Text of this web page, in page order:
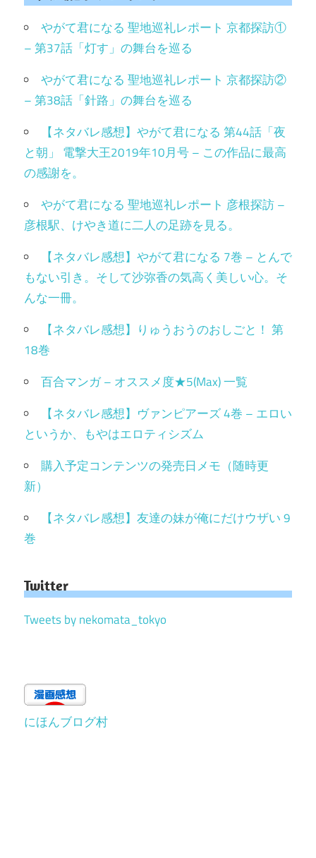
やがて君になる 聖地巡礼レポート 京都探訪①
– 第37話「灯す」の舞台を巡る
やがて君になる 聖地巡礼レポート 京都探訪②
– 第38話「針路」の舞台を巡る
【ネタバレ感想】やがて君になる 第44話「夜
と朝」 電撃大王2019年10月号 – この作品に最高
の感謝を。
やがて君になる 聖地巡礼レポート 彦根探訪 –
彦根駅、けやき道に二人の足跡を見る。
【ネタバレ感想】やがて君になる 7巻 – とんで
もない引き。そして沙弥香の気高く美しい心。そ
んな一冊。
【ネタバレ感想】りゅうおうのおしごと！ 第
18巻
百合マンガ – オススメ度★5(Max) 一覧
【ネタバレ感想】ヴァンピアーズ 4巻 – エロい
というか、もやはエロティシズム
購入予定コンテンツの発売日メモ（随時更
新）
【ネタバレ感想】友達の妹が俺にだけウザい 9
巻
Twitter
Tweets by nekomata_tokyo
にほんブログ村